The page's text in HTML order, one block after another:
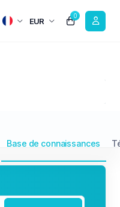
EUR
0
Base de connaissances